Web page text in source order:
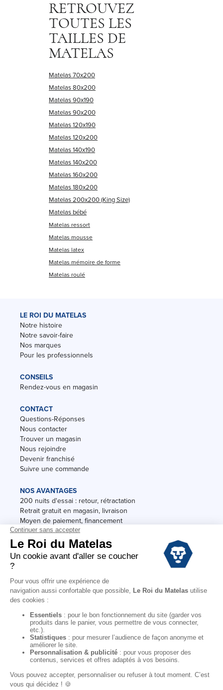
RETROUVEZ
TOUTES LES
TAILLES DE
MATELAS
Matelas 70x200
Matelas 80x200
Matelas 90x190
Matelas 90x200
Matelas 120x190
Matelas 120x200
Matelas 140x190
Matelas 140x200
Matelas 160x200
Matelas 180x200
Matelas 200x200 (King Size)
Matelas bébé
Matelas ressort
Matelas mousse
Matelas latex
Matelas mémoire de forme
Matelas roulé
LE ROI DU MATELAS
Notre histoire
Notre savoir-faire
Nos marques
Pour les professionnels
CONSEILS
Rendez-vous en magasin
CONTACT
Questions-Réponses
Nous contacter
Trouver un magasin
Nous rejoindre
Devenir franchisé
Suivre une commande
NOS AVANTAGES
200 nuits d'essai : retour, rétractation
Retrait gratuit en magasin, livraison
Moyen de paiement, financement
Garantie
Destockage
Soldes
Conditions Générales de vente magasin
Conditions Générales de vente internet
Mentions Légales
Données personnelles
Codes promo Le Roi du Matelas